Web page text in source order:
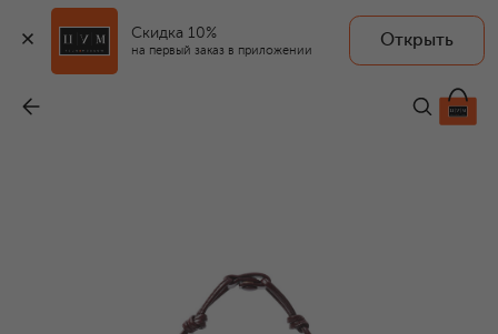
Скидка 10%
на первый заказ в приложении
Открыть
341 000 ₽